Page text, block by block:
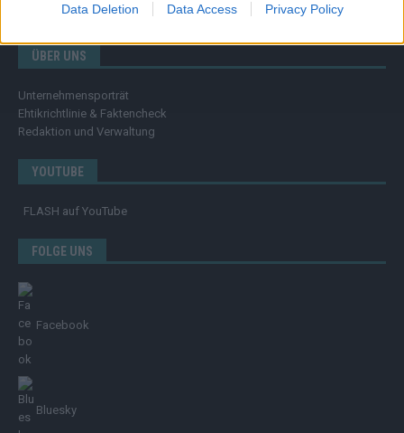
Data Deletion Data Access Privacy Policy
ÜBER UNS
Unternehmensporträt
Ehtikrichtlinie & Faktencheck
Redaktion und Verwaltung
YOUTUBE
FLASH auf YouTube
FOLGE UNS
Facebook
Bluesky